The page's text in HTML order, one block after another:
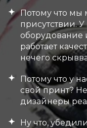
Потому что мы
присутствии.
оборудование
работает
нечего
Потому что у
свой принт?
дизайнеры
Ну что,